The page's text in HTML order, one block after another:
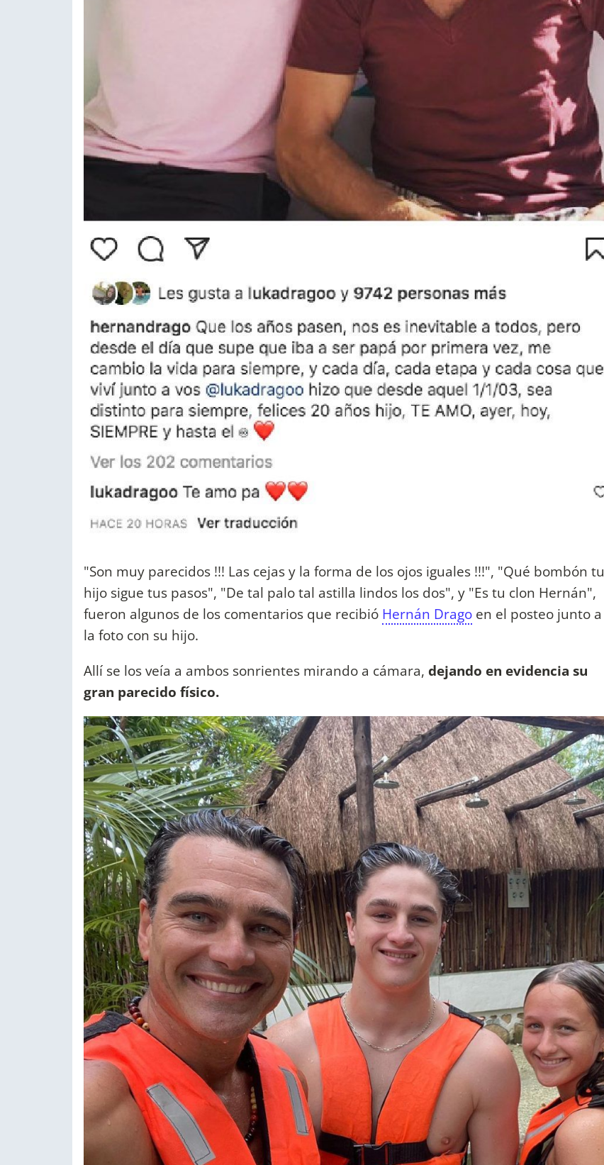
"Son muy parecidos !!! Las cejas y la forma de los ojos iguales !!!", "Qué bombón tu
hijo sigue tus pasos", "De tal palo tal astilla lindos los dos", y "Es tu clon Hernán",
fueron algunos de los comentarios que recibió Hernán Drago en el posteo junto a
la foto con su hijo.
Allí se los veía a ambos sonrientes mirando a cámara, dejando en evidencia su
gran parecido físico.